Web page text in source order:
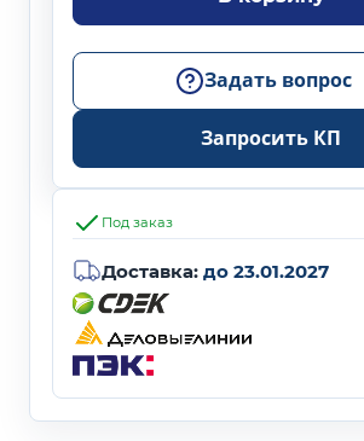
Задать вопрос
Запросить КП
Под заказ
Доставка: до 23.01.2027